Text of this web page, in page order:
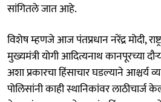
सांगितले जात आहे.
विशेष म्हणजे आज पंतप्रधान नरेंद्र मोदी,
मुख्यमंत्री योगी आदित्यनाथ कानपूरच्या
अशा प्रकारचा हिंसाचार घडल्याने
पोलिसांनी काही स्थानिकांवर